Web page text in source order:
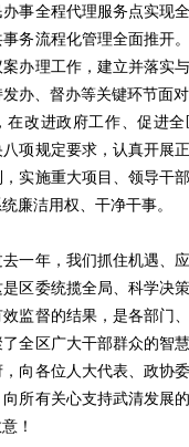
事全程代理服务点实现
务流程化管理全面推开
办理工作，建立并落实
办、督办等关键环节面
在改进政府工作、促进
项规定要求，认真开展
实施重大项目、领导干
廉洁用权、干净干事。
一年，我们抓住机遇、
区委统揽全局、科学决
监督的结果，是各部门
全区广大干部群众的智
向各位人大代表、政协
所有关心支持武清发展
！